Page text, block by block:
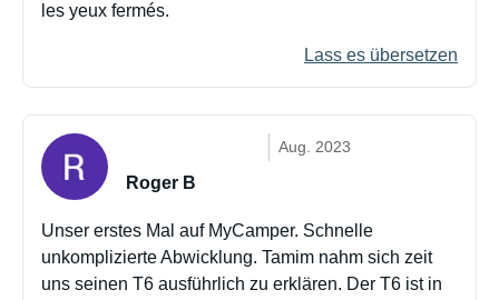
les yeux fermés.
Lass es übersetzen
Aug. 2023
Roger B
Unser erstes Mal auf MyCamper. Schnelle
unkomplizierte Abwicklung. Tamim nahm sich zeit
uns seinen T6 ausführlich zu erklären. Der T6 ist in